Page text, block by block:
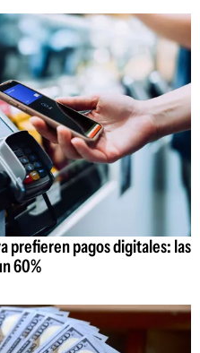
prefieren pagos digitales: las
60%